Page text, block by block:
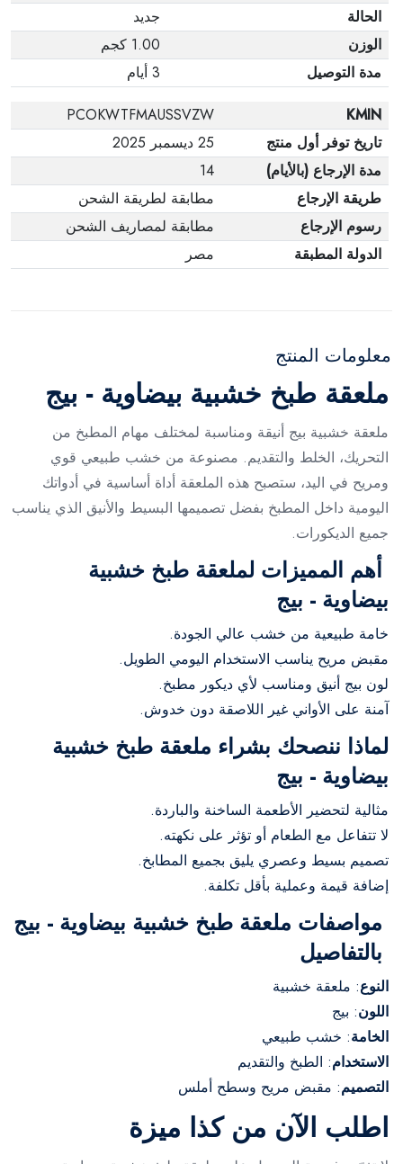
الحالة
جديد
الوزن
1.00 كجم
مدة التوصيل
3 أيام
KMIN
PCOKWTFMAUSSVZW
تاريخ توفر أول منتج
25 ديسمبر 2025
مدة الإرجاع (بالأيام)
14
طريقة الإرجاع
مطابقة لطريقة الشحن
رسوم الإرجاع
مطابقة لمصاريف الشحن
الدولة المطبقة
مصر
معلومات المنتج
ملعقة طبخ خشبية بيضاوية - بيج
ملعقة خشبية بيج أنيقة ومناسبة لمختلف مهام المطبخ من
التحريك، الخلط والتقديم. مصنوعة من خشب طبيعي قوي
ومريح في اليد، ستصبح هذه الملعقة أداة أساسية في أدواتك
اليومية داخل المطبخ بفضل تصميمها البسيط والأنيق الذي يناسب
جميع الديكورات.
أهم المميزات لملعقة طبخ خشبية
بيضاوية - بيج
خامة طبيعية من خشب عالي الجودة.
مقبض مريح يناسب الاستخدام اليومي الطويل.
لون بيج أنيق ومناسب لأي ديكور مطبخ.
آمنة على الأواني غير اللاصقة دون خدوش.
لماذا ننصحك بشراء ملعقة طبخ خشبية
بيضاوية - بيج
مثالية لتحضير الأطعمة الساخنة والباردة.
لا تتفاعل مع الطعام أو تؤثر على نكهته.
تصميم بسيط وعصري يليق بجميع المطابخ.
إضافة قيمة وعملية بأقل تكلفة.
مواصفات ملعقة طبخ خشبية بيضاوية - بيج
بالتفاصيل
النوع: ملعقة خشبية
اللون: بيج
الخامة: خشب طبيعي
الاستخدام: الطبخ والتقديم
التصميم: مقبض مريح وسطح أملس
اطلب الآن من كذا ميزة